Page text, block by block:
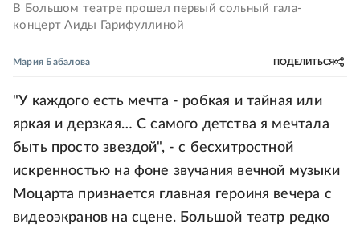
В Большом театре прошел первый сольный гала-
концерт Аиды Гарифуллиной
Мария Бабалова ПОДЕЛИТЬСЯ
"У каждого есть мечта - робкая и тайная или
яркая и дерзкая… С самого детства я мечтала
быть просто звездой", - с бесхитростной
искренностью на фоне звучания вечной музыки
Моцарта признается главная героиня вечера с
видеоэкранов на сцене. Большой театр редко